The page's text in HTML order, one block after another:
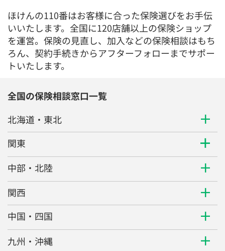
ほけんの110番はお客様に合った保険選びをお手伝
いいたします。全国に120店舗以上の保険ショップ
を運営。保険の見直し、加入などの保険相談はもち
ろん、契約手続きからアフターフォローまでサポー
トいたします。
全国の保険相談窓口一覧
北海道・東北
関東
中部・北陸
関西
中国・四国
九州・沖縄